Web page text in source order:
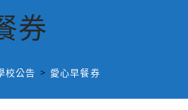
券
校公告 > 愛心早餐券